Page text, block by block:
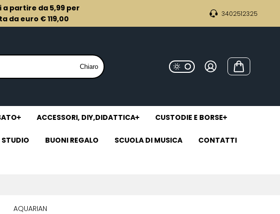
partire da 5,99 per
da euro € 119,00
3402512325
Chiaro
ACCESSORI, DIY,DIDATTICA CUSTODIE E BORSE
BUONI REGALO SCUOLA DI MUSICA CONTATTI
AQUARIAN